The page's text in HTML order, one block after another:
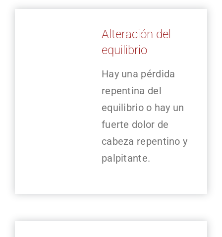
Alteración del
equilibrio
Hay una pérdida
repentina del
equilibrio o hay un
fuerte dolor de
cabeza repentino y
palpitante.